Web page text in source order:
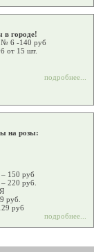
в городе!
№ 6 -140 руб
от 15 шт.
подробнее...
на розы:
– 150 руб
220 руб.
руб.
руб
подробнее...